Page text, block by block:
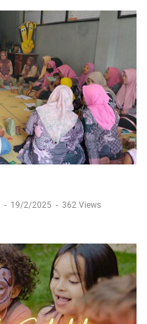
- 19/2/2025 - 362 Views